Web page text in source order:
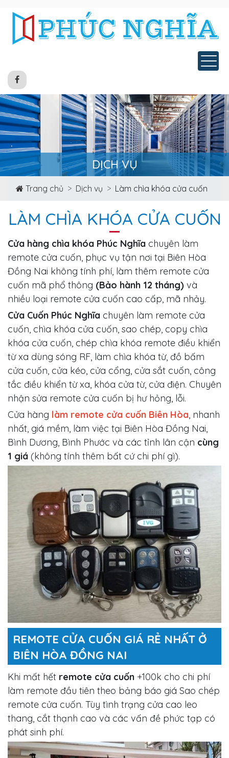
DỊCH VỤ
Trang chủ Dịch vụ Làm chìa khóa cửa cuốn
LÀM CHÌA KHÓA CỬA CUỐN
Cửa hàng chìa khóa Phúc Nghĩa chuyên làm
remote cửa cuốn, phục vụ tận nơi tại Biên Hòa
Đồng Nai không tính phí, làm thêm remote cửa
cuốn mã phổ thông (Bảo hành 12 tháng) và
nhiều loại remote cửa cuốn cao cấp, mã nhảy.
Cửa Cuốn Phúc Nghĩa chuyên làm remote cửa
cuốn, chìa khóa cửa cuốn, sao chép, copy chìa
khóa cửa cuốn, chép chìa khóa remote điều khiển
từ xa dùng sóng RF, làm chìa khóa từ, đồ bấm
cửa cuốn, cửa kéo, cửa cổng, cửa sắt cuốn, công
tắc điều khiển từ xa, khóa cửa từ, cửa điện. Chuyên
nhận sửa remote cửa cuốn bị hư hỏng, lỗi.
Cửa hàng làm remote cửa cuốn Biên Hòa, nhanh
nhất, giá mềm, làm việc tại Biên Hòa Đồng Nai,
Bình Dương, Bình Phước và các tỉnh lân cận cùng
1 giá (không tính thêm bất cứ chi phí gì).
REMOTE CỬA CUỐN GIÁ RẺ NHẤT Ở
BIÊN HÒA ĐỒNG NAI
Khi mất hết remote cửa cuốn +100k cho chi phí
làm remote đầu tiên theo bảng báo giá Sao chép
remote cửa cuốn. Tùy tình trạng cửa cao leo
thang, cắt thạnh cao và các vấn đề phức tạp có
phát sinh phí.